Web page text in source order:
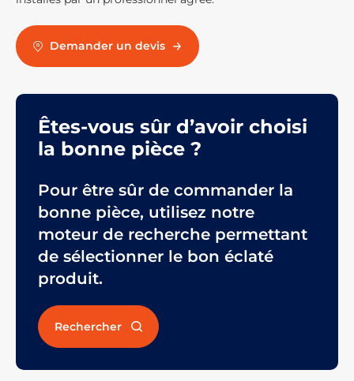
Demander un devis
Êtes-vous sûr d’avoir choisi
la bonne pièce ?
Pour être sûr de commander la
bonne pièce, utilisez notre
moteur de recherche permettant
de sélectionner le bon éclaté
produit.
Rechercher